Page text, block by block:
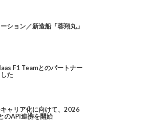
ション／新造船「蓉翔丸」
F1 Teamとのパートナー
た
キャリア化に向けて、2026
のAPI連携を開始